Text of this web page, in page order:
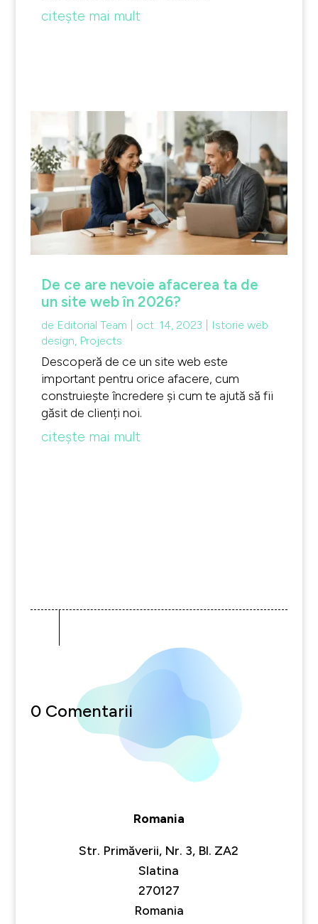
citește mai mult
De ce are nevoie afacerea ta de
un site web în 2026?
de Editorial Team oct. 14, 2023
Istorie web
design, Projects
Descoperă de ce un site web este
important pentru orice afacere, cum
construiește încredere și cum te ajută să fii
găsit de clienți noi.
citește mai mult
0 Comentarii
Romania
Str. Primăverii, Nr. 3, Bl. ZA2
Slatina
270127
Romania